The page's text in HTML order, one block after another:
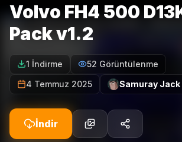
Volvo FH4 500
Pack v1.2
1 İndirme
52 Görüntülenme
4 Temmuz 2025
Samuray Jack
İndir